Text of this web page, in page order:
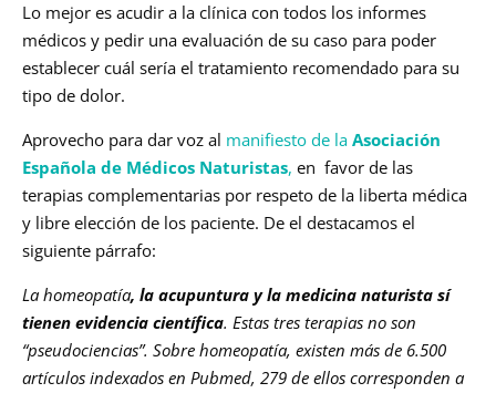
Lo mejor es acudir a la clínica con todos los informes
médicos y pedir una evaluación de su caso para poder
establecer cuál sería el tratamiento recomendado para su
tipo de dolor.
Aprovecho para dar voz al manifiesto de la Asociación
Española de Médicos Naturistas, en favor de las
terapias complementarias por respeto de la liberta médica
y libre elección de los paciente. De el destacamos el
siguiente párrafo:
La homeopatía, la acupuntura y la medicina naturista sí
tienen evidencia científica. Estas tres terapias no son
“pseudociencias”. Sobre homeopatía, existen más de 6.500
artículos indexados en Pubmed, 279 de ellos corresponden a